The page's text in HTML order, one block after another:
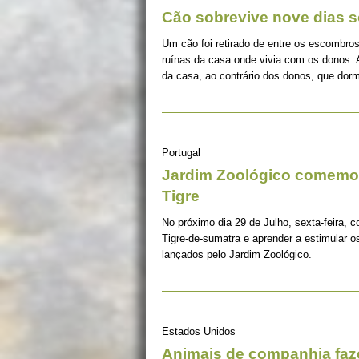
Cão sobrevive nove dias
Um cão foi retirado de entre os
ruínas da casa onde vivia com os donos.
da casa, ao contrário dos donos, que
Portugal
Jardim Zoológico
Tigre
No próximo dia 29 de Julho, sexta-feira,
Tigre-de-sumatra e aprender a estimular
lançados pelo Jardim Zoológico.
Estados Unidos
Animais de companhia